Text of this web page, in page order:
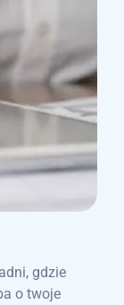
gdzie
o twoje